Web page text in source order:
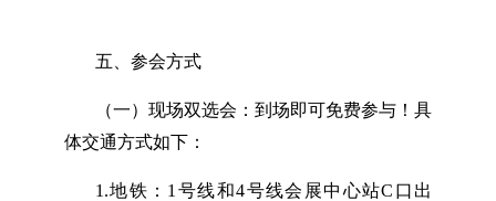
五、参会方式
（一）现场双选会：到场即可免费参与！具
体交通方式如下：
1.地铁：1号线和4号线会展中心站C口出